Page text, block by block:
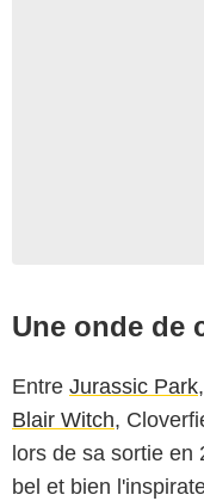
Une onde de
Entre Jurassic Park,
Blair Witch,
lors de sa sortie en
bel et bien